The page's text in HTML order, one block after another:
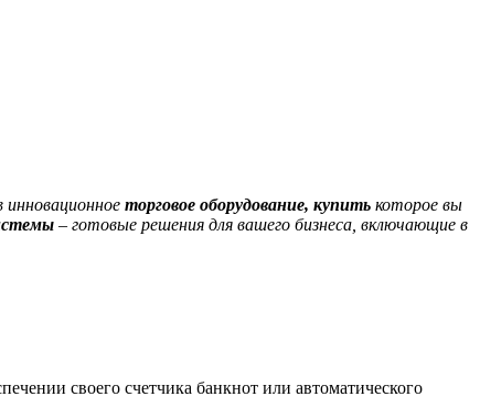
торговое оборудование, купить которое вы
– готовые решения для вашего бизнеса, включающие в
своего счетчика банкнот или автоматического